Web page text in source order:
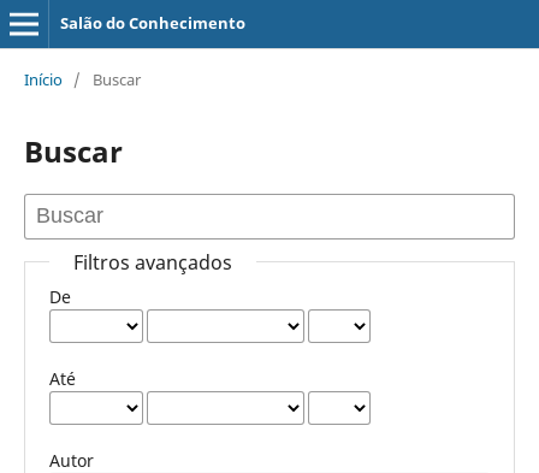
Salão do Conhecimento
Início / Buscar
Buscar
Filtros avançados
De
Até
Autor